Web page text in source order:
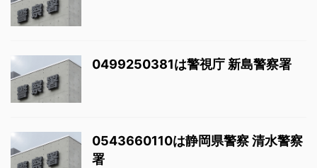
0499250381は警視庁 新島警察署
0543660110は静岡県警察 清水警察
署